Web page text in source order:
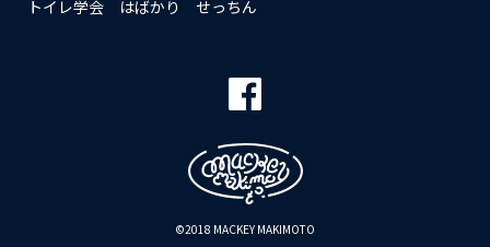
トイレ学会 はばかり せっちん
©2018 MACKEY MAKIMOTO